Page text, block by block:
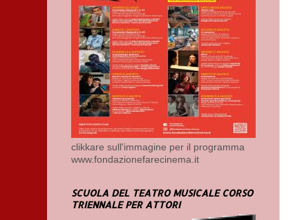
clikkare sull'immagine per il programma
www.fondazionefarecinema.it
SCUOLA DEL TEATRO MUSICALE CORSO
TRIENNALE PER ATTORI